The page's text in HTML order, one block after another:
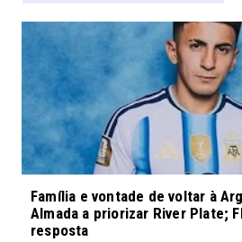
Família e vontade de voltar à
Almada a priorizar River Plate;
resposta